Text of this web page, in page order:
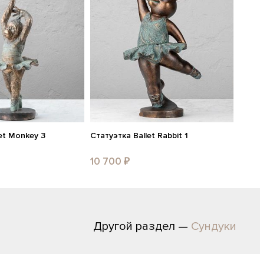
Monkey 3 Статуэтка Ballet Rabbit 1
10 700 ₽
Другой раздел — Сундуки